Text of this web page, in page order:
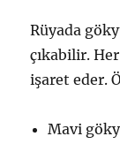
Rüyada
çıkabilir.
işaret eder.
Mavi